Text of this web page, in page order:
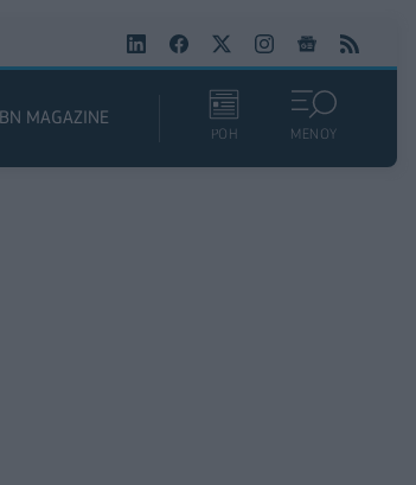
BN MAGAZINE
ΡΟΗ ΜΕΝΟΥ